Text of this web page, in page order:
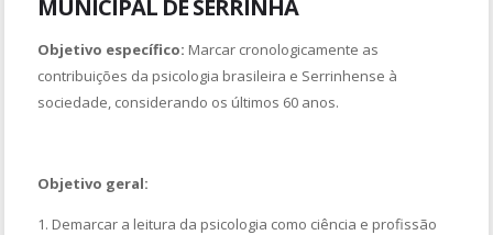
MUNICIPAL DE SERRINHA
Objetivo específico: Marcar cronologicamente as
contribuições da psicologia brasileira e Serrinhense à
sociedade, considerando os últimos 60 anos.
Objetivo geral:
1. Demarcar a leitura da psicologia como ciência e profissão